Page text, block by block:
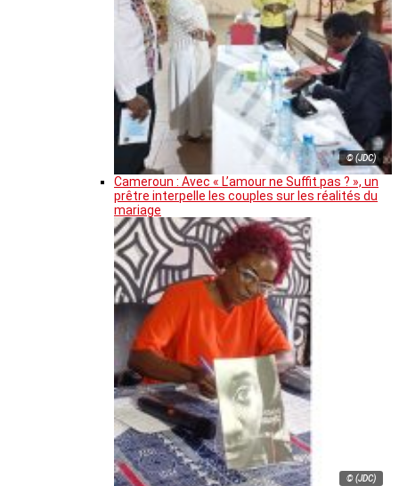
© (JDC)
Cameroun : Avec « L’amour ne Suffit pas ? », un
prêtre interpelle les couples sur les réalités du
mariage
© (JDC)